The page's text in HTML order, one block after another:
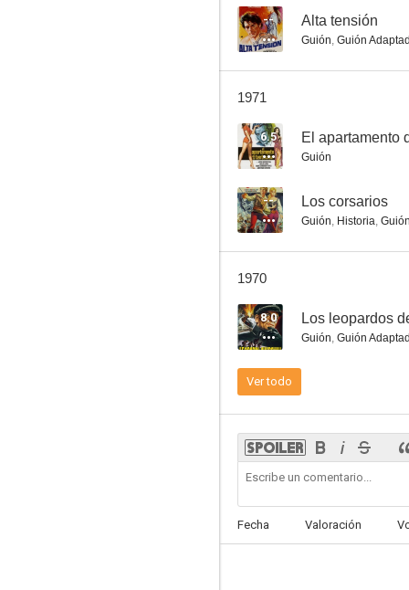
Alta tensión
--
Cuidado con las señoras
--
-- Alta tensión
Guión, Guión
1971
6.5 El apartamento
Guión
-- Los corsarios
Guión, Historia,
1970
8.0 Los leopardos
Guión, Guión
Ver todo
Fecha Valoración